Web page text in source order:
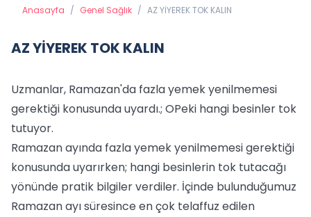
Anasayfa / Genel Sağlık / AZ YİYEREK TOK KALIN
AZ YİYEREK TOK KALIN
Uzmanlar, Ramazan'da fazla yemek yenilmemesi
gerektiği konusunda uyardı.; OPeki hangi besinler tok
tutuyor.
Ramazan ayında fazla yemek yenilmemesi gerektiği
konusunda uyarırken; hangi besinlerin tok tutacağı
yönünde pratik bilgiler verdiler. İçinde bulunduğumuz
Ramazan ayı süresince en çok telaffuz edilen